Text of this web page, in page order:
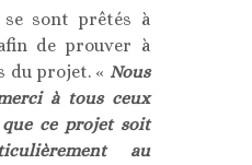
se sont prêtés à
de prouver à
du projet. « Nous
à tous ceux
ce projet soit
au